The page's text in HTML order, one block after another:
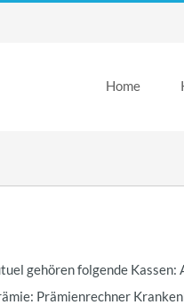
Home
gehören folgende Kassen:
Prämienrechner